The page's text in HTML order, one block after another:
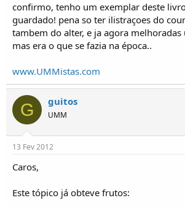
confirmo, tenho um exemplar deste
guardado! pena so ter ilistraçoes do
tambem do alter, e ja agora
mas era o que se fazia na época..
www.UMMistas.com
G guitos
UMM
13 Fev 2012
Caros,
Este tópico já obteve frutos: